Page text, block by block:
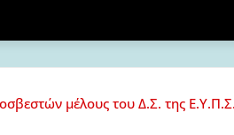
μέλους του Δ.Σ. της Ε.Υ.Π.Σ.